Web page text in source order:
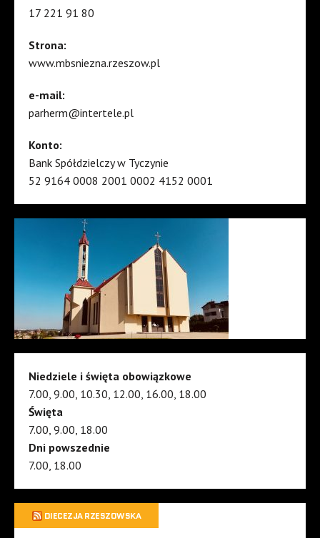
17 221 91 80
Strona:
www.mbsniezna.rzeszow.pl
e-mail:
parherm@intertele.pl
Konto:
Bank Spółdzielczy w Tyczynie
52 9164 0008 2001 0002 4152 0001
Niedziele i święta obowiązkowe
7.00, 9.00, 10.30, 12.00, 16.00, 18.00
Święta
7.00, 9.00, 18.00
Dni powszednie
7.00, 18.00
DIECEZJA RZESZOWSKA